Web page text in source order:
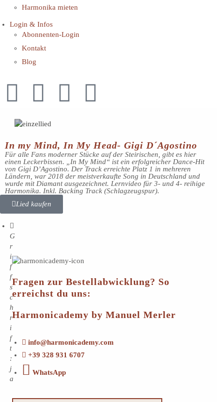
Harmonika mieten
Login & Infos
Abonnenten-Login
Kontakt
Blog
In my Mind, In My Head- Gigi D´Agostino
Für alle Fans moderner Stücke auf der Steirischen, gibt es hier
einen Leckerbissen. „In My Mind“ ist ein erfolgreicher Dance-Hit
von Gigi D’Agostino. Der Track erreichte Platz 1 in mehreren
Ländern, war 2018 der meistverkaufte Song in Deutschland und
wurde mit Diamant ausgezeichnet. Lernvideo für 3- und 4- reihige
Harmonika. Inkl. Backing Track (Schlagzeugspur).
Lied kaufen
G
r
i
f
f
s
c
h
r
i
f
t
:
j
a
Fragen zur Bestellabwicklung? So
erreichst du uns:
Harmonicademy by Manuel Merler
info@harmonicademy.com
+39 328 931 6707
WhatsApp